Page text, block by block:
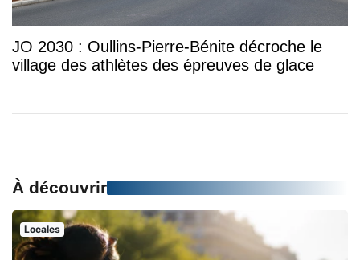
JO 2030 : Oullins-Pierre-Bénite décroche le
village des athlètes des épreuves de glace
À découvrir
Locales